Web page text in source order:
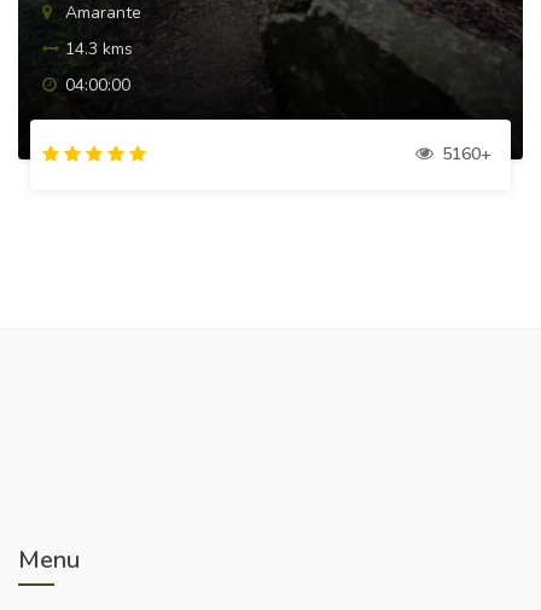
Amarante
14.3 kms
04:00:00
5160+
Menu